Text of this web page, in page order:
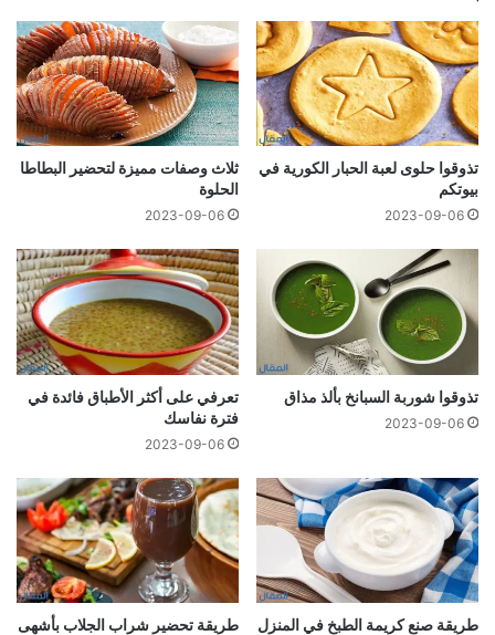
تذوقوا حلوى لعبة الحبار الكورية في
بيوتكم
2023-09-06
ثلاث وصفات مميزة لتحضير البطاطا
الحلوة
2023-09-06
تذوقوا شوربة السبانخ بألذ مذاق
2023-09-06
تعرفي على أكثر الأطباق فائدة في
فترة نفاسك
2023-09-06
طريقة صنع كريمة الطبخ في المنزل
طريقة تحضير شراب الجلاب بأشهى